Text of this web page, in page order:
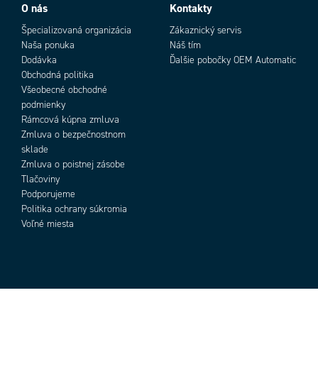
O nás
Špecializovaná organizácia
Naša ponuka
Dodávka
Obchodná politika
Všeobecné obchodné
podmienky
Rámcová kúpna zmluva
Zmluva o bezpečnostnom
sklade
Zmluva o poistnej zásobe
Tlačoviny
Podporujeme
Politika ochrany súkromia
Voľné miesta
Kontakty
Zákaznický servis
Náš tím
Ďalšie pobočky OEM Automatic